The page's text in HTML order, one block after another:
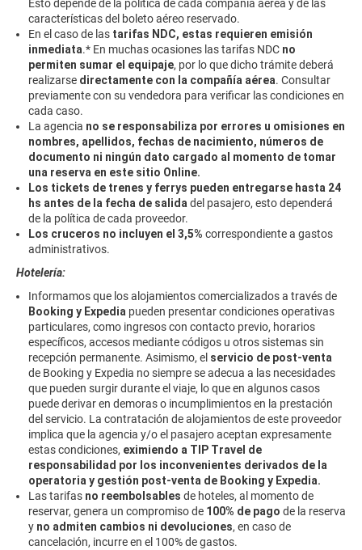
Esto depende de la política de cada compañía aérea y de las
características del boleto aéreo reservado.
En el caso de las tarifas NDC, estas requieren emisión
inmediata.* En muchas ocasiones las tarifas NDC no
permiten sumar el equipaje, por lo que dicho trámite deberá
realizarse directamente con la compañía aérea. Consultar
previamente con su vendedora para verificar las condiciones en
cada caso.
La agencia no se responsabiliza por errores u omisiones en
nombres, apellidos, fechas de nacimiento, números de
documento ni ningún dato cargado al momento de tomar
una reserva en este sitio Online.
Los tickets de trenes y ferrys pueden entregarse hasta 24
hs antes de la fecha de salidadel pasajero, esto dependerá
de la política de cada proveedor.
Los cruceros no incluyen el 3,5% correspondiente a gastos
administrativos.
Hotelería:
Informamos que los alojamientos comercializados a través de
Booking y Expedia pueden presentar condiciones operativas
particulares, como ingresos con contacto previo, horarios
específicos, accesos mediante códigos u otros sistemas sin
recepción permanente. Asimismo, el servicio de post-venta
de Booking y Expedia no siempre se adecua a las necesidades
que pueden surgir durante el viaje, lo que en algunos casos
puede derivar en demoras o incumplimientos en la prestación
del servicio. La contratación de alojamientos de este proveedor
implica que la agencia y/o el pasajero aceptan expresamente
estas condiciones, eximiendo a TIP Travel de
responsabilidad por los inconvenientes derivados de la
operatoria y gestión post-venta de Booking y Expedia.
Las tarifas no reembolsables de hoteles, ​al momento de
reservar, genera un compromiso de 100% de pago de la reserva
y no admiten ​cambios ni devoluciones​, en caso de
cancelación, incurre en el 100% de gastos.